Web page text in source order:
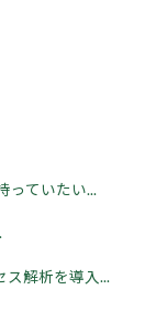
っていたい...
ス解析を導入...